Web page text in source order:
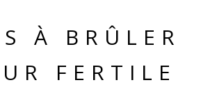
À BRÛLER
FERTILE